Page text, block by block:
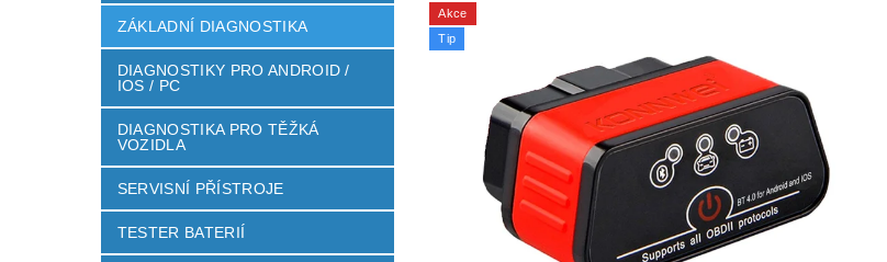
ZÁKLADNÍ DIAGNOSTIKA
DIAGNOSTIKY PRO ANDROID /
IOS / PC
DIAGNOSTIKA PRO TĚŽKÁ
VOZIDLA
SERVISNÍ PŘÍSTROJE
TESTER BATERIÍ
Akce
Tip